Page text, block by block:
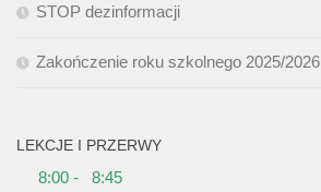
STOP dezinformacji
Zakończenie roku szkolnego 2025/2026
LEKCJE I PRZERWY
8:00 - 8:45